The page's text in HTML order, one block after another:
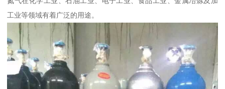
工业等领域有着广泛的用途。